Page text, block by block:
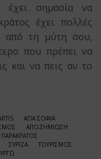
έχει σημασία να
έχει πολλές
από τη μύτη σου,
που πρέπει να
και να πεις αν το
ΑΓΙΑ ΣΟΦΙΑ
ΑΠΟΖΗΜΙΩΣΗ
ΠΑΡΑΚΡΑΤΟΣ
ΣΥΡΙΖΑ
ΤΟΥΡΙΣΜΟΣ